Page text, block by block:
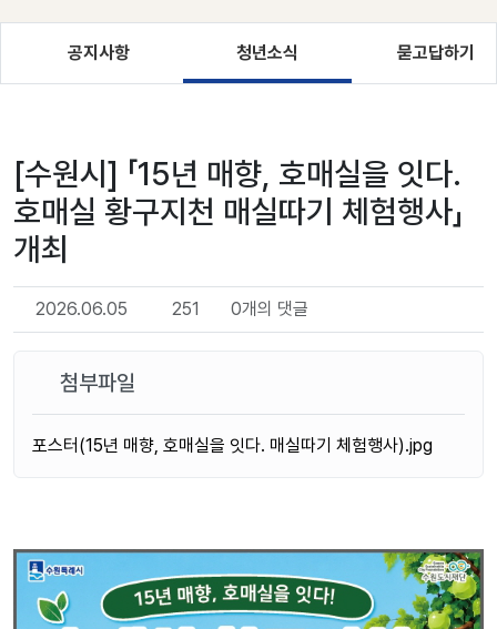
공지사항 청년소식 묻고답하기
[수원시] 「15년 매향, 호매실을 잇다.
호매실 황구지천 매실따기 체험행사」
개최
2026.06.05 251 0개의 댓글
첨부파일
포스터(15년 매향, 호매실을 잇다. 매실따기 체험행사).jpg